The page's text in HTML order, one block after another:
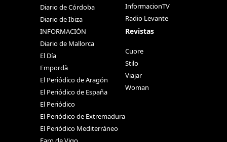
Diario de Córdoba
Diario de Ibiza
INFORMACIÓN
Diario de Mallorca
El Día
Empordà
El Periódico de Aragón
El Periódico de España
El Periódico
El Periódico de Extremadura
El Periódico Mediterráneo
InformacionTV
Radio Levante
Revistas
Cuore
Stilo
Viajar
Woman